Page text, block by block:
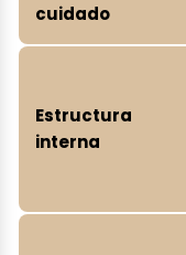
cuidado
Estructura
interna